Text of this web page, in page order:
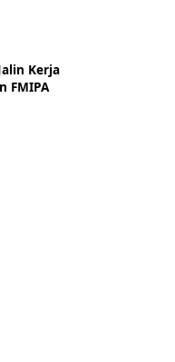
Kerja
FMIPA